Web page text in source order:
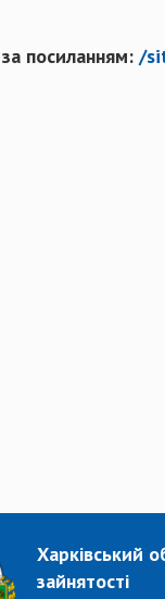
посиланням: /
Харківський
зайнятості